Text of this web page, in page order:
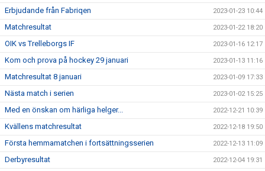
Erbjudande från Fabriqen 2023-01-23 10:44
Matchresultat 2023-01-22 18:20
OIK vs Trelleborgs IF 2023-01-16 12:17
Kom och prova på hockey 29 januari 2023-01-13 11:16
Matchresultat 8 januari 2023-01-09 17:33
Nästa match i serien 2023-01-02 15:25
Med en önskan om härliga helger... 2022-12-21 10:39
Kvällens matchresultat 2022-12-18 19:50
Första hemmamatchen i fortsättningsserien 2022-12-13 11:09
Derbyresultat 2022-12-04 19:31